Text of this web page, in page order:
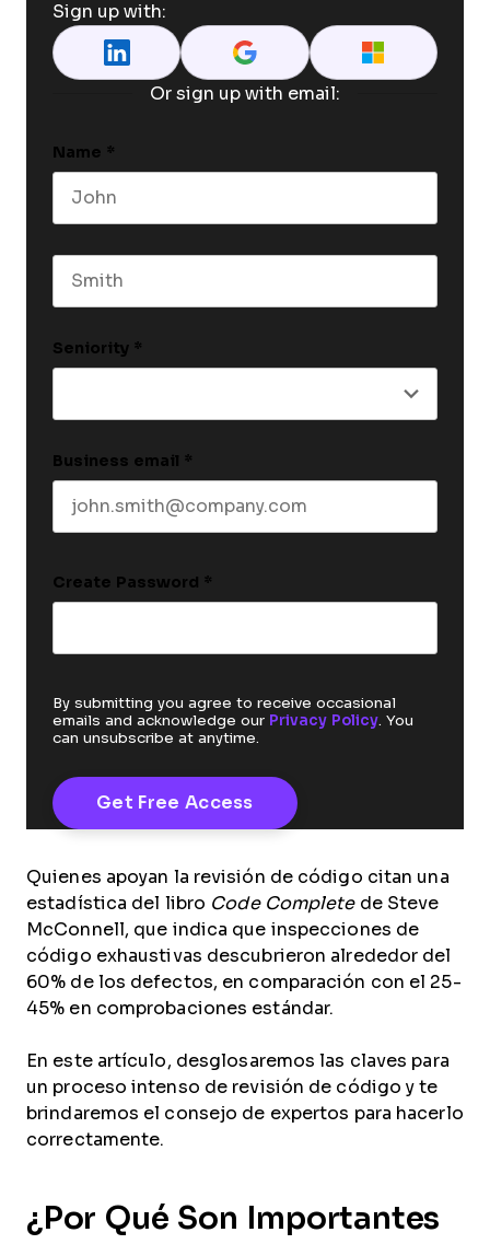
Sign up with:
Or sign up with email:
Name *
Seniority *
Business email *
Create Password *
By submitting you agree to receive occasional
emails and acknowledge our Privacy Policy. You
can unsubscribe at anytime.
Quienes apoyan la revisión de código citan una
estadística del libro Code Completede Steve
McConnell, que indica que inspecciones de
código exhaustivas descubrieron alrededor del
60% de los defectos, en comparación con el 25-
45% en comprobaciones estándar.
En este artículo, desglosaremos las claves para
un proceso intenso de revisión de código y te
brindaremos el consejo de expertos para hacerlo
correctamente.
¿Por Qué Son Importantes